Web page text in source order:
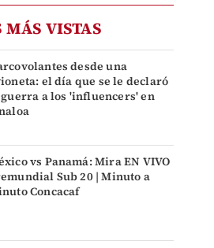
MÁS VISTAS
desde una
el día que se le declaró
a los 'influencers' en
vs Panamá: Mira EN VIVO
Sub 20 | Minuto a
Concacaf